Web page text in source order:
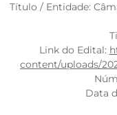
Título / Entidade:
Link do Edital:
content/uploads/
Data